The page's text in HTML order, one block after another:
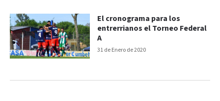
31 de Enero de 2020
El cronograma para los
entrerrianos el Torneo Federal
A